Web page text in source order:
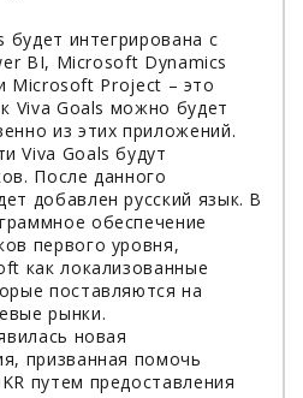
будет интегрирована с
BI, Microsoft Dynamics
Microsoft Project – это
Viva Goals можно будет
из этих приложений.
Viva Goals будут
После данного
добавлен русский язык. В
обеспечение
первого уровня,
как локализованные
поставляются на
рынки.
новая
призванная помочь
путем предоставления